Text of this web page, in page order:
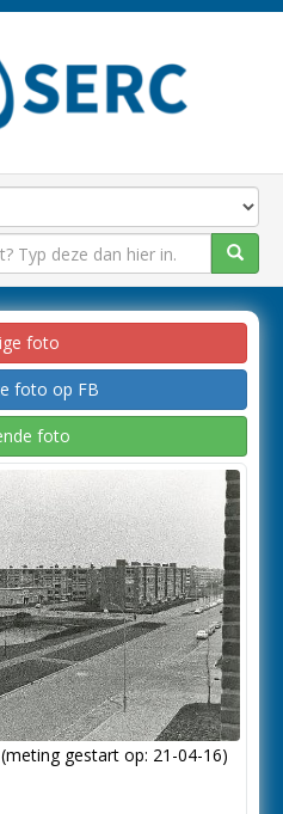
foto
foto op FB
foto
gestart op: 21-04-16)